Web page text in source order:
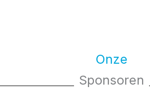
Onze
Sponsoren